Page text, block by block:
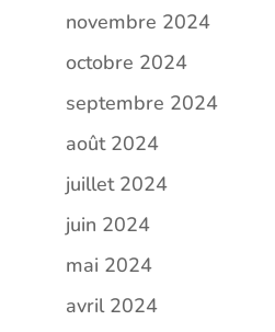
novembre 2024
octobre 2024
septembre 2024
août 2024
juillet 2024
juin 2024
mai 2024
avril 2024